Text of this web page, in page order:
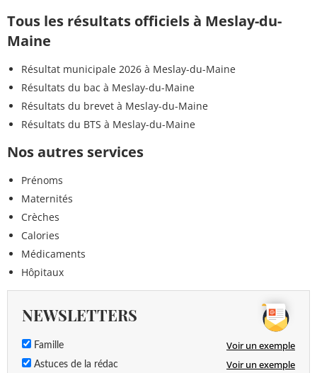
Tous les résultats officiels à Meslay-du-
Maine
Résultat municipale 2026 à Meslay-du-Maine
Résultats du bac à Meslay-du-Maine
Résultats du brevet à Meslay-du-Maine
Résultats du BTS à Meslay-du-Maine
Nos autres services
Prénoms
Maternités
Crèches
Calories
Médicaments
Hôpitaux
NEWSLETTERS
Famille Voir un exemple
Astuces de la rédac Voir un exemple